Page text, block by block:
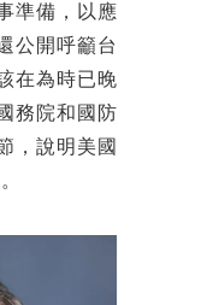
準備，以應
公開呼籲台
在為時已晚
務院和國防
，說明美國